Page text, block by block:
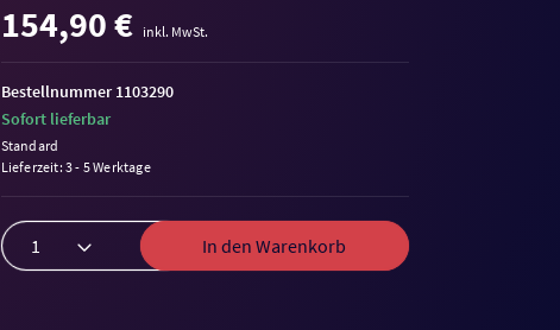
154,90 € inkl. MwSt.
In den Warenkorb
Bestellnummer 1103290
Sofort lieferbar
Standard
Lieferzeit: 3 - 5 Werktage